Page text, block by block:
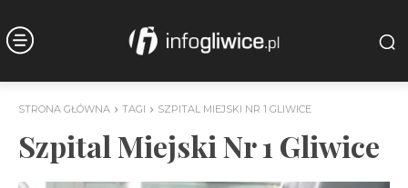
STRONA GŁÓWNA TAGI SZPITAL MIEJSKI NR 1 GLIWICE
Szpital Miejski Nr 1 Gliwice